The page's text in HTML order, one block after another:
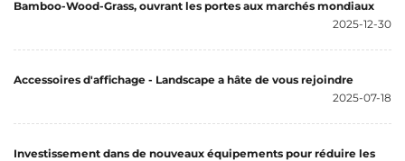
Bamboo-Wood-Grass, ouvrant les portes aux marchés mondiaux
2025-12-30
Accessoires d'affichage - Landscape a hâte de vous rejoindre
2025-07-18
Investissement dans de nouveaux équipements pour réduire les